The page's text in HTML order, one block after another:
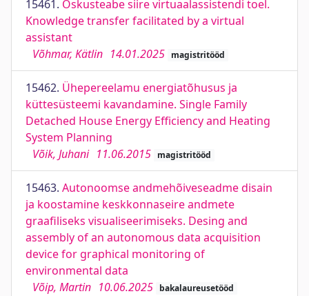
15461. Oskusteabe siire virtuaalassistendi toel.
Knowledge transfer facilitated by a virtual
assistant
Võhmar, Kätlin 14.01.2025 magistritööd
15462. Ühepereelamu energiatõhusus ja
küttesüsteemi kavandamine. Single Family
Detached House Energy Efficiency and Heating
System Planning
Võik, Juhani 11.06.2015 magistritööd
15463. Autonoomse andmehõiveseadme disain
ja koostamine keskkonnaseire andmete
graafiliseks visualiseerimiseks. Desing and
assembly of an autonomous data acquisition
device for graphical monitoring of
environmental data
Võip, Martin 10.06.2025 bakalaureusetööd